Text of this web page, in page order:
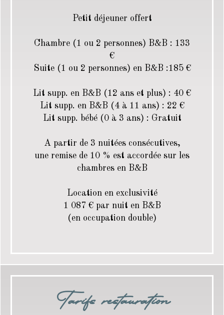
Petit déjeuner offert
Chambre (1 ou 2 personnes) B&B : 133
€
Suite (1 ou 2 personnes) en B&B :185 €
Lit supp. en B&B (12 ans et plus) : 40 €
Lit supp. en B&B (4 à 11 ans) : 22 €
Lit supp. bébé (0 à 3 ans) : Gratuit
A partir de 3 nuitées consécutives,
une remise de 10 % est accordée sur les
chambres en B&B
Location en exclusivité
1 087 € par nuit en B&B
(en occupation double)
Tarifs restauration